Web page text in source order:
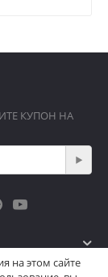
КУПОН НА
на этом сайте